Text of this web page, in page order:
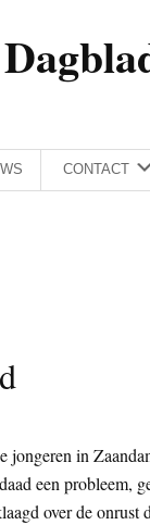
CONTACT
jongeren in
een probleem,
over de onrust